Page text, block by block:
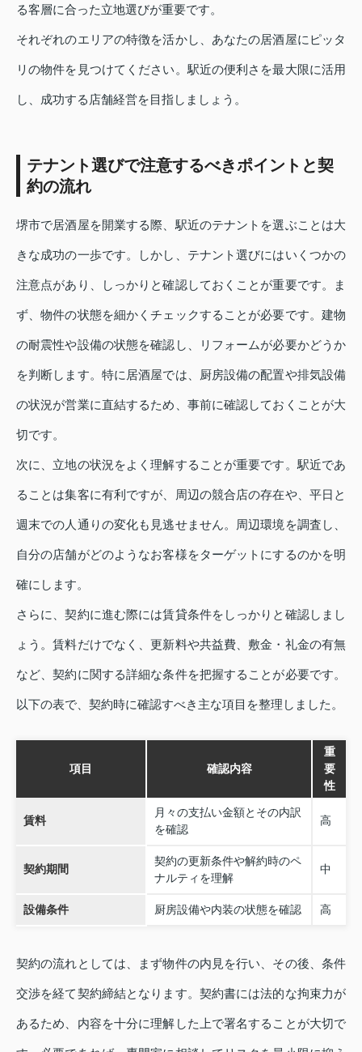
る客層に合った立地選びが重要です。
それぞれのエリアの特徴を活かし、あなたの居酒屋にピッタ
リの物件を見つけてください。駅近の便利さを最大限に活用
し、成功する店舗経営を目指しましょう。
テナント選びで注意するべきポイントと契
約の流れ
堺市で居酒屋を開業する際、駅近のテナントを選ぶことは大
きな成功の一歩です。しかし、テナント選びにはいくつかの
注意点があり、しっかりと確認しておくことが重要です。ま
ず、物件の状態を細かくチェックすることが必要です。建物
の耐震性や設備の状態を確認し、リフォームが必要かどうか
を判断します。特に居酒屋では、厨房設備の配置や排気設備
の状況が営業に直結するため、事前に確認しておくことが大
切です。
次に、立地の状況をよく理解することが重要です。駅近であ
ることは集客に有利ですが、周辺の競合店の存在や、平日と
週末での人通りの変化も見逃せません。周辺環境を調査し、
自分の店舗がどのようなお客様をターゲットにするのかを明
確にします。
さらに、契約に進む際には賃貸条件をしっかりと確認しまし
ょう。賃料だけでなく、更新料や共益費、敷金・礼金の有無
など、契約に関する詳細な条件を把握することが必要です。
以下の表で、契約時に確認すべき主な項目を整理しました。
項目 確認内容
重
要
性
賃料
月々の支払い金額とその内訳
を確認
高
契約期間
契約の更新条件や解約時のペ
ナルティを理解
中
設備条件 厨房設備や内装の状態を確認 高
契約の流れとしては、まず物件の内見を行い、その後、条件
交渉を経て契約締結となります。契約書には法的な拘束力が
あるため、内容を十分に理解した上で署名することが大切で